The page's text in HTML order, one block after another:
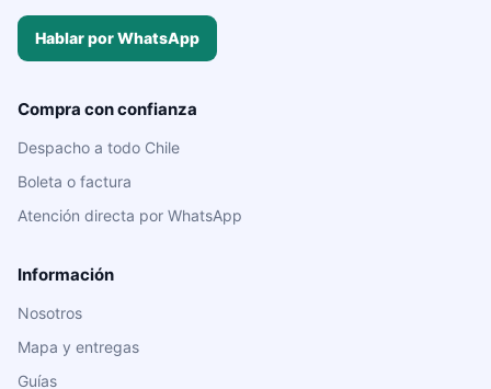
Hablar por WhatsApp
Compra con confianza
Despacho a todo Chile
Boleta o factura
Atención directa por WhatsApp
Información
Nosotros
Mapa y entregas
Guías